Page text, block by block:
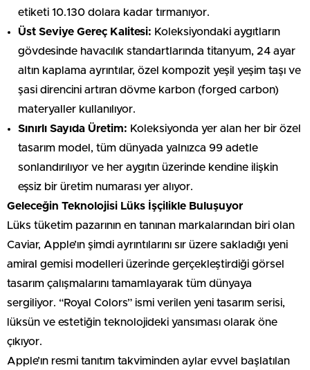
etiketi 10.130 dolara kadar tırmanıyor.
Üst Seviye Gereç Kalitesi: Koleksiyondaki aygıtların
gövdesinde havacılık standartlarında titanyum, 24 ayar
altın kaplama ayrıntılar, özel kompozit yeşil yeşim taşı ve
şasi direncini artıran dövme karbon (forged carbon)
materyaller kullanılıyor.
Sınırlı Sayıda Üretim: Koleksiyonda yer alan her bir özel
tasarım model, tüm dünyada yalnızca 99 adetle
sonlandırılıyor ve her aygıtın üzerinde kendine ilişkin
eşsiz bir üretim numarası yer alıyor.
Geleceğin Teknolojisi Lüks İşçilikle Buluşuyor
Lüks tüketim pazarının en tanınan markalarından biri olan
Caviar, Apple’ın şimdi ayrıntılarını sır üzere sakladığı yeni
amiral gemisi modelleri üzerinde gerçekleştirdiği görsel
tasarım çalışmalarını tamamlayarak tüm dünyaya
sergiliyor. “Royal Colors” ismi verilen yeni tasarım serisi,
lüksün ve estetiğin teknolojideki yansıması olarak öne
çıkıyor.
Apple’ın resmi tanıtım takviminden aylar evvel başlatılan